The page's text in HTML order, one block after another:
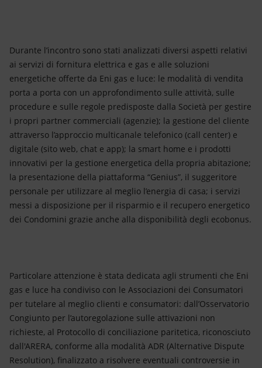
Durante l’incontro sono stati analizzati diversi aspetti relativi
ai servizi di fornitura elettrica e gas e alle soluzioni
energetiche offerte da Eni gas e luce: le modalità di vendita
porta a porta con un approfondimento sulle attività, sulle
procedure e sulle regole predisposte dalla Società per gestire
i propri partner commerciali (agenzie); la gestione del cliente
attraverso l’approccio multicanale telefonico (call center) e
digitale (sito web, chat e app); la smart home e i prodotti
innovativi per la gestione energetica della propria abitazione;
la presentazione della piattaforma “Genius”, il suggeritore
personale per utilizzare al meglio l’energia di casa; i servizi
messi a disposizione per il risparmio e il recupero energetico
dei Condomini grazie anche alla disponibilità degli ecobonus.
Particolare attenzione è stata dedicata agli strumenti che Eni
gas e luce ha condiviso con le Associazioni dei Consumatori
per tutelare al meglio clienti e consumatori: dall’Osservatorio
Congiunto per l’autoregolazione sulle attivazioni non
richieste, al Protocollo di conciliazione paritetica, riconosciuto
dall'ARERA, conforme alla modalità ADR (Alternative Dispute
Resolution), finalizzato a risolvere eventuali controversie in